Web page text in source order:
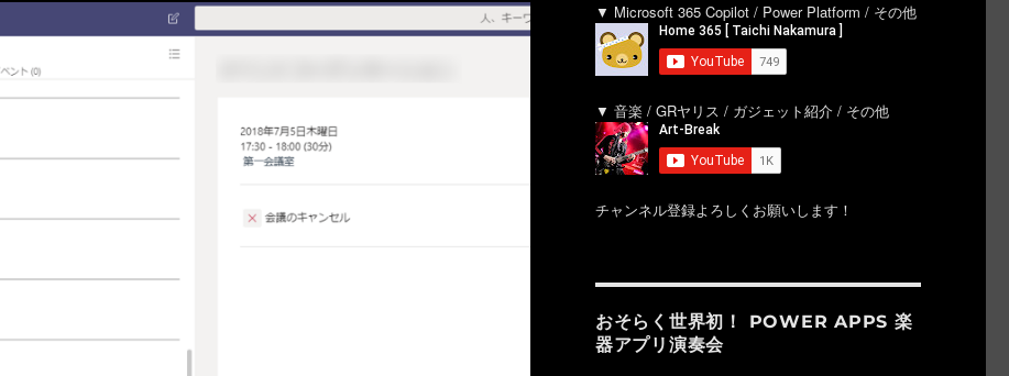
▼ Microsoft 365 Copilot / Power Platform / その他
▼ 音楽 / GRヤリス / ガジェット紹介 / その他
チャンネル登録よろしくお願いします！
おそらく世界初！ POWER APPS 楽
器アプリ演奏会